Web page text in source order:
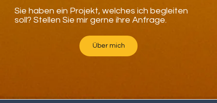
Sie haben ein Projekt, welches ich begleiten
soll? Stellen Sie mir gerne ihre Anfrage.
Über mich